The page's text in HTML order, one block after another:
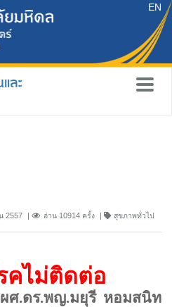
EN
ละ
2557 อ่าน 10914 ครั้ง สุขภาพทั่วไป
คไม่ติดต่อ
ผศ.ดร.พญ.มยุรี หอมสนิท